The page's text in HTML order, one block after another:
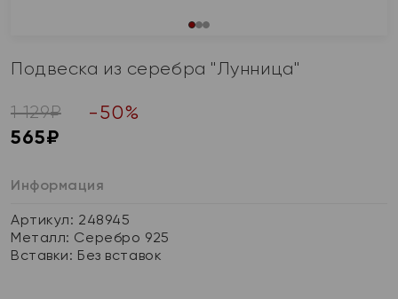
Подвеска из серебра "Лунница"
1 129₽ -50%
565₽
Информация
Артикул: 248945
Металл: Серебро 925
Вставки: Без вставок